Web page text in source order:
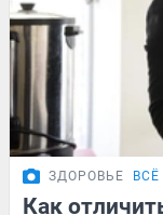
ЗДОРОВЬЕ
Как